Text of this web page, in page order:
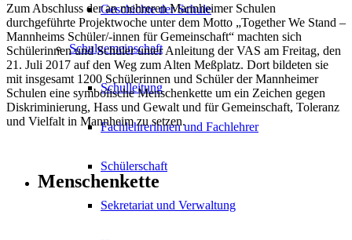
Geschichte der Schule
Schulgemeinschaft
Schulleitung
Fachlehrerinnen und Fachlehrer
Schülerschaft
Sekretariat und Verwaltung
Zum Abschluss der an mehreren Mannheimer Schulen
durchgeführte Projektwoche unter dem Motto „Together We Stand –
Mannheims Schüler/-innen für Gemeinschaft“ machten sich
Schülerinnen und Schüler unter Anleitung der VAS am Freitag, den
21. Juli 2017 auf den Weg zum Alten Meßplatz. Dort bildeten sie
mit insgesamt 1200 Schülerinnen und Schüler der Mannheimer
Schulen eine symbolische Menschenkette um ein Zeichen gegen
Diskriminierung, Hass und Gewalt und für Gemeinschaft, Toleranz
und Vielfalt in Mannheim zu setzen.
Menschenkette